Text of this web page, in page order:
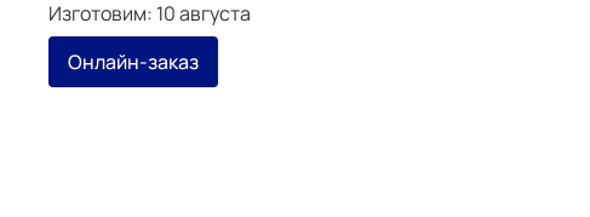
Изготовим: 10 августа
Онлайн-заказ